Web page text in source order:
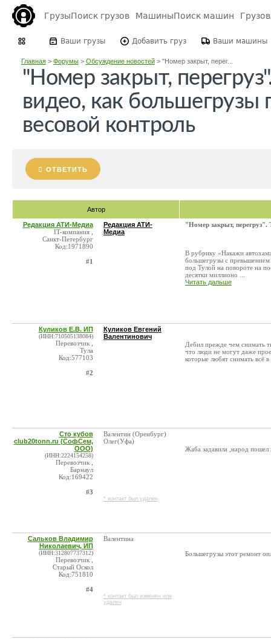
ГрузыПоиск грузов МашиныПоиск машин
Ваши грузы Добавить груз Ваши машины
Главная> Форумы> Обсуждение новостей> "Номер закрыт, перег...
"Номер закрыт,
видео, как большегрузы
весовой контроль
ОТВЕТИТЬ
Автор
Редакция АТИ-Медиа
IT-компания ,
Санкт-Петербург
Код:1971890
#1
Редакция АТИ-
Медиа
"Номер закрыт, перегруз".
В рубрику «Накажи
большегрузы с превышением
под Тулой на повороте на
десятки миллионо ...
Читать дальше
Куликов Е.В. ИП
(ИНН:710505138084)
Перевозчик ,
Тула
Код:577103
#2
Куликов Евгений
Валентинович
Дебил прежде чем снимать
что люди не могут даже
которые любят снимать всё
Сто кубов
club20tonn.ru (СофСем,
ООО)
(ИНН:2224154258)
Перевозчик ,
Барнаул
Код:169422
#3
Валентин (Оренбург)
Олег(Уфа)
* контакт был удален
Жаба задавила ,народ
Сальков Владимир
Николаевич, ИП
(ИНН:312807737312)
Перевозчик ,
Старый Оскол
Код:751810
#4
Валентина
* контакт был изменен или
удален
Большегрузы этот ремонт